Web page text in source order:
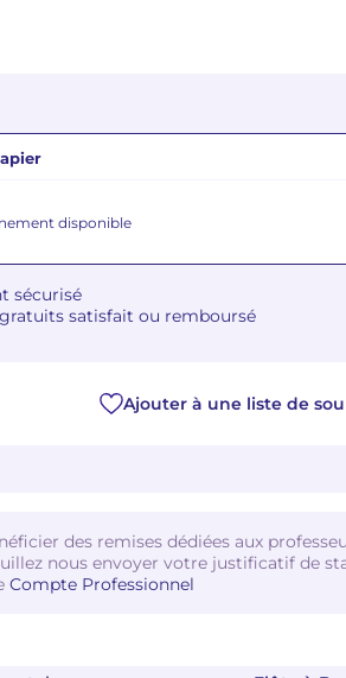
disponible
sécurisé
satisfait ou remboursé
Ajouter à une liste de
des remises dédiées aux
nous envoyer votre justificatif de
Compte Professionnel